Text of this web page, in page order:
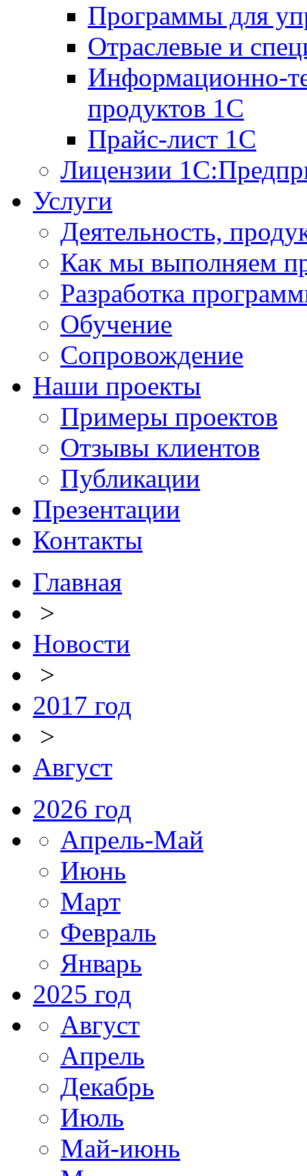
Программы для
Отраслевые и
Информационно-
продуктов 1С
Прайс-лист 1С
Лицензии
Услуги
Деятельность,
Как мы выполняем
Разработка
Обучение
Сопровождение
Наши проекты
Примеры проектов
Отзывы клиентов
Публикации
Презентации
Контакты
Главная
>
Новости
>
2017 год
>
Август
2026 год
Апрель-Май
Июнь
Март
Февраль
Январь
2025 год
Август
Апрель
Декабрь
Июль
Май-июнь